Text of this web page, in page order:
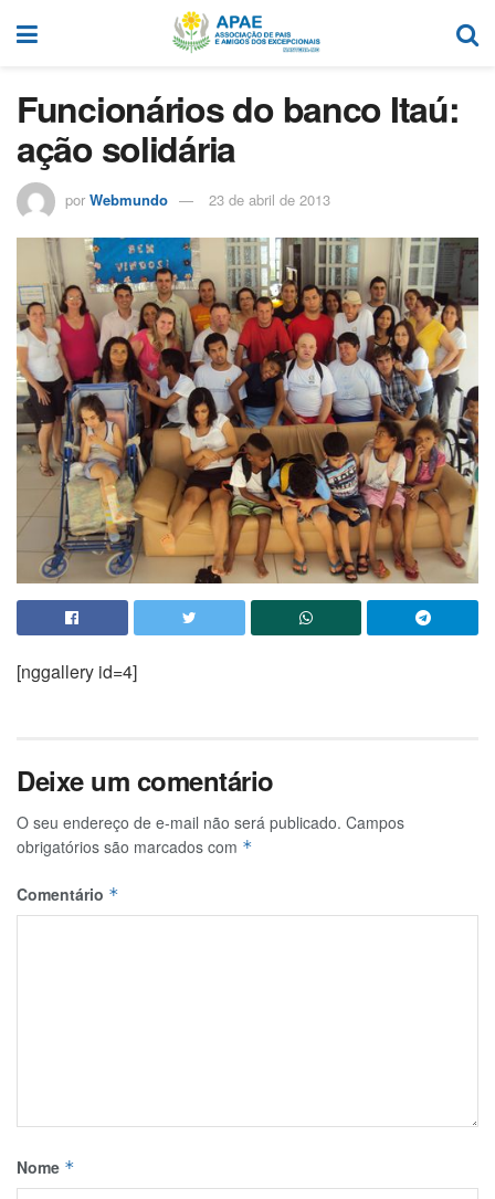
Funcionários do banco Itaú:
ação solidária
por Webmundo 23 de abril de 2013
[nggallery id=4]
Deixe um comentário
O seu endereço de e-mail não será publicado. Campos
obrigatórios são marcados com *
Comentário *
Nome *